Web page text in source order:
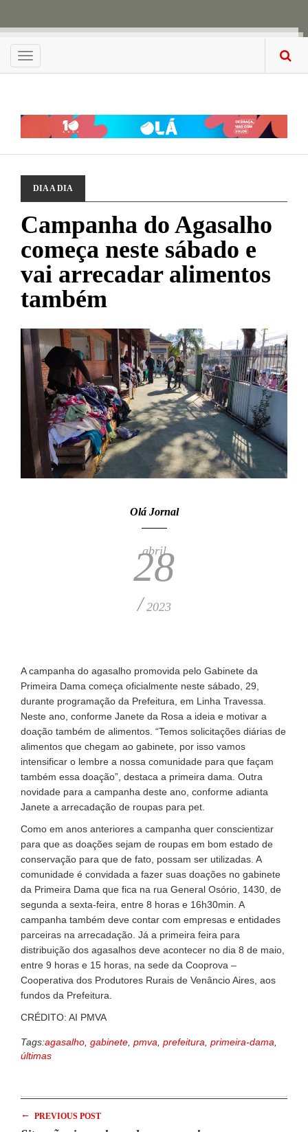
Menu
DIA A DIA
Campanha do Agasalho
começa neste sábado e
vai arrecadar alimentos
também
Olá Jornal
abril
28
/ 2023
A campanha do agasalho promovida pelo Gabinete da
Primeira Dama começa oficialmente neste sábado, 29,
durante programação da Prefeitura, em Linha Travessa.
Neste ano, conforme Janete da Rosa a ideia e motivar a
doação também de alimentos. “Temos solicitações diárias de
alimentos que chegam ao gabinete, por isso vamos
intensificar o lembre a nossa comunidade para que façam
também essa doação”, destaca a primeira dama. Outra
novidade para a campanha deste ano, conforme adianta
Janete a arrecadação de roupas para pet.
Como em anos anteriores a campanha quer conscientizar
para que as doações sejam de roupas em bom estado de
conservação para que de fato, possam ser utilizadas. A
comunidade é convidada a fazer suas doações no gabinete
da Primeira Dama que fica na rua General Osório, 1430, de
segunda a sexta-feira, entre 8 horas e 16h30min. A
campanha também deve contar com empresas e entidades
parceiras na arrecadação. Já a primeira feira para
distribuição dos agasalhos deve acontecer no dia 8 de maio,
entre 9 horas e 15 horas, na sede da Cooprova –
Cooperativa dos Produtores Rurais de Venâncio Aires, aos
fundos da Prefeitura.
CRÉDITO: AI PMVA
Tags:agasalho, gabinete, pmva, prefeitura, primeira-dama,
últimas
← PREVIOUS POST